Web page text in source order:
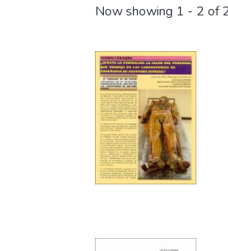
Now showing 1 - 2 of